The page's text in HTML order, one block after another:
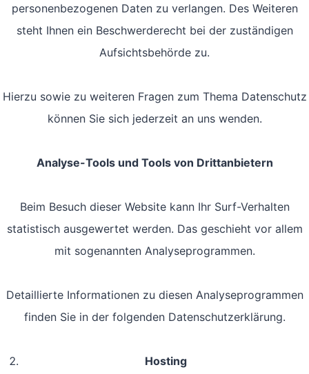
personenbezogenen Daten zu verlangen. Des Weiteren
steht Ihnen ein Beschwerderecht bei der zuständigen
Aufsichtsbehörde zu.
Hierzu sowie zu weiteren Fragen zum Thema Datenschutz
können Sie sich jederzeit an uns wenden.
Analyse-Tools und Tools von Dritt­anbietern
Beim Besuch dieser Website kann Ihr Surf-Verhalten
statistisch ausgewertet werden. Das geschieht vor allem
mit sogenannten Analyseprogrammen.
Detaillierte Informationen zu diesen Analyseprogrammen
finden Sie in der folgenden Datenschutzerklärung.
Hosting